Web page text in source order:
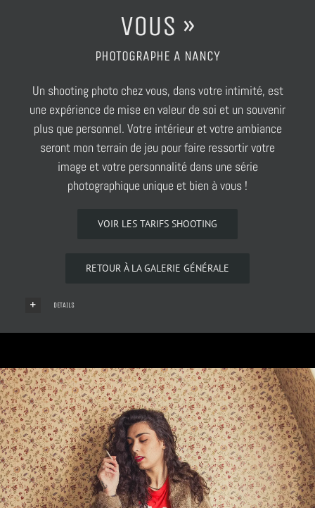
VOUS »
PHOTOGRAPHE A NANCY
Un shooting photo chez vous, dans votre intimité, est
une expérience de mise en valeur de soi et un souvenir
plus que personnel. Votre intérieur et votre ambiance
seront mon terrain de jeu pour faire ressortir votre
image et votre personnalité dans une série
photographique unique et bien à vous !
VOIR LES TARIFS SHOOTING
RETOUR À LA GALERIE GÉNÉRALE
DETAILS